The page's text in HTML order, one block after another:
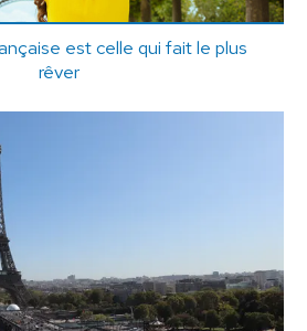
est celle qui fait le plus
rêver